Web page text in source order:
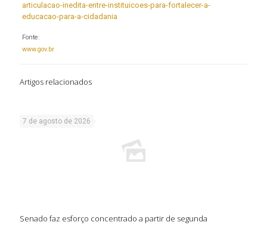
articulacao-inedita-entre-instituicoes-para-fortalecer-a-
educacao-para-a-cidadania
Fonte:
www.gov.br
Artigos relacionados
7 de agosto de 2026
Senado faz esforço concentrado a partir de segunda